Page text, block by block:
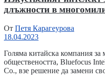
длъжности в
От Петя Карагеурова
18.04.2023
Голяма китайска компания за
обществеността, Вluеfосuѕ
Co., взе решение да замени